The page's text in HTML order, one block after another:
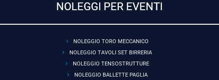
NOLEGGI PER EVENTI
NOLEGGIO TORO MECCANICO
NOLEGGIO TAVOLI SET BIRRERIA
NOLEGGIO TENSOSTRUTTURE
NOLEGGIO BALLETTE PAGLIA